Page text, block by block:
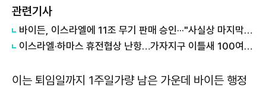
관련기사
바이든, 이스라엘에 11조 무기 판매 승인···"사실상 마지막 지원"
이스라엘·하마스 휴전협상 난항…가자지구 이틀새 100여명 사망
이는 퇴임일까지 1주일가량 남은 가운데 바이든 행정